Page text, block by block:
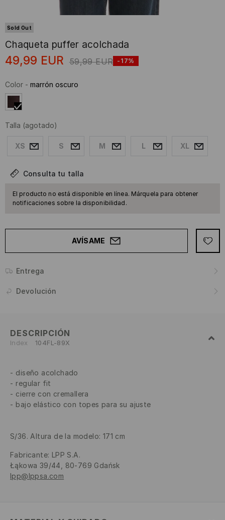
Sold Out
Chaqueta puffer acolchada
49,99 EUR 59,99 EUR -17%
Color - marrón oscuro
Talla (agotado)
XS S M L XL
Consulta tu talla
El producto no está disponible en línea. Márquela para obtener
notificaciones sobre la disponibilidad.
AVÍSAME
Entrega
Devolución
DESCRIPCIÓN
Index 104FL-89X
diseño acolchado
regular fit
cierre con cremallera
bajo elástico con topes para su ajuste
S/36. Altura de la modelo: 171 cm
Fabricante: LPP S.A.
Łąkowa 39/44, 80-769 Gdańsk
lpp@lppsa.com